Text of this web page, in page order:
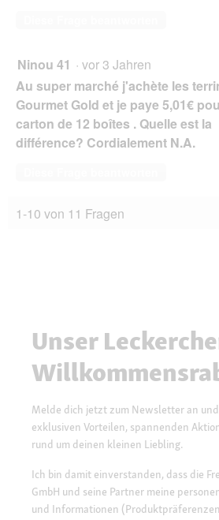
Ninou 41 · vor 3 Jahren
Au super marché j'achète les
Gourmet Gold et je paye 5,01€
carton de 12 boîtes . Quelle est la
différence? Cordialement N.A.
1-10 von 11 Fragen
Unser
Melde dich jetzt zum Newsletter an
exklusiven Vorteilen, spannenden
rund um deinen kleinen Liebling.
Ich bin damit einverstanden, dass die
GmbH und seine Partner meine
und Informationen